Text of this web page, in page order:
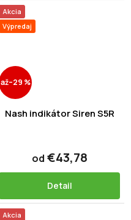
Akcia
Výpredaj
až–29 %
Nash indikátor Siren S5R
od €43,78
Detail
Akcia